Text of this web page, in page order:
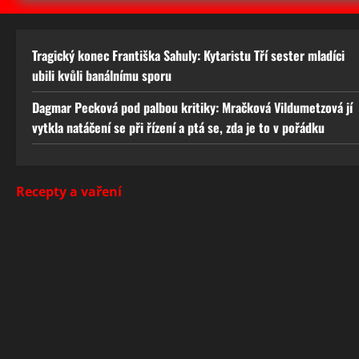
Tragický konec Františka Sahuly: Kytaristu Tří sester mladíci
ubili kvůli banálnímu sporu
Dagmar Pecková pod palbou kritiky: Mračková Vildumetzová jí
vytkla natáčení se při řízení a ptá se, zda je to v pořádku
Recepty a vaření